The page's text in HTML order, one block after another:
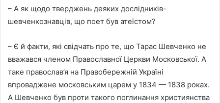
– А як щодо тверджень деяких дослідників-
шевченкознавців, що поет був атеїстом?
– Є й факти, які свідчать про те, що Тарас Шевченко не
вважався членом Православної Церкви Московської. А
таке православ’я на Правобережній Україні
впроваджене московським царем у 1834 — 1838 роках.
А Шевченко був проти такого поглинання християнства